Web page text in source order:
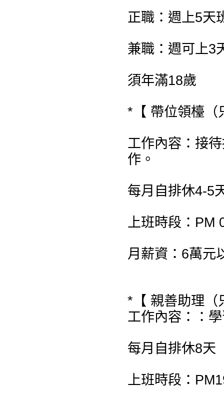
正職：週上5天
兼職：週可上3
須年滿18歲
*【 帶位領檯（
工作內容：接
作。
每月自排休4-5
上班時段：PM
月薪資：6萬元
*【 親善助理（
工作內容：：
每月自排休8天
上班時段：